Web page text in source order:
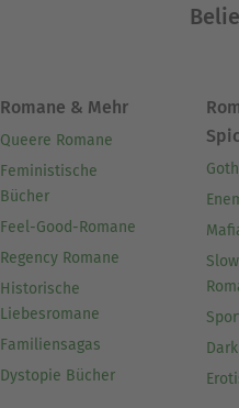
Romane & Mehr
Queere Romane
Feministische
Bücher
Feel-Good-Romane
Regency Romane
Historische
Liebesromane
Familiensagas
Dystopie Bücher